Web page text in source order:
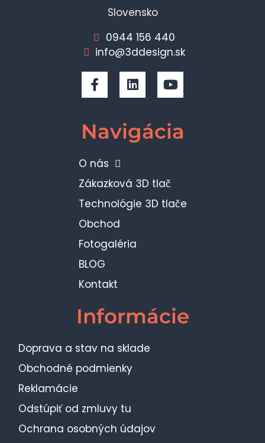
Slovensko
0944 156 440
info@3ddesign.sk
Navigácia
O nás
Zákazková 3D tlač
Technológie 3D tlače
Obchod
Fotogaléria
BLOG
Kontakt
Informácie
Doprava a stav na sklade
Obchodné podmienky
Reklamácie
Odstúpiť od zmluvy tu
Ochrana osobných údajov